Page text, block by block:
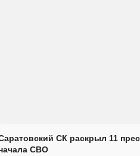
СК раскрыл 11
СВО